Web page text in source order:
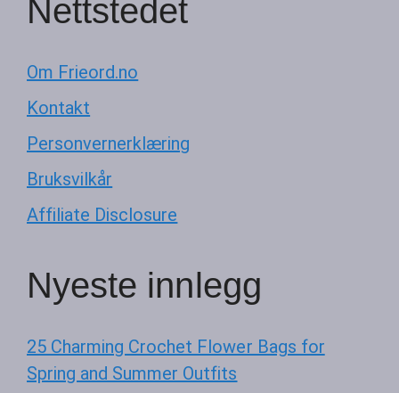
Nettstedet
Om Frieord.no
Kontakt
Personvernerklæring
Bruksvilkår
Affiliate Disclosure
Nyeste innlegg
25 Charming Crochet Flower Bags for
Spring and Summer Outfits